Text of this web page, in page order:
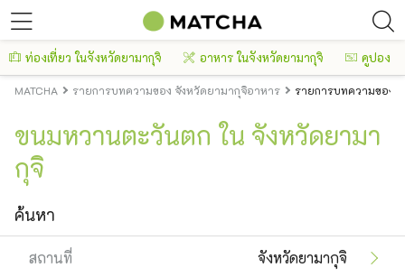
ท่องเที่ยว ในจังหวัดยามากุจิ อาหาร ในจังหวัดยามากุจิ คูปอง
MATCHA รายการบทความของ จังหวัดยามากุจิอาหาร รายการบทความของ
ขนมหวานตะวันตก ใน จังหวัดยามา
กุจิ
ค้นหา
สถานที่ จังหวัดยามากุจิ